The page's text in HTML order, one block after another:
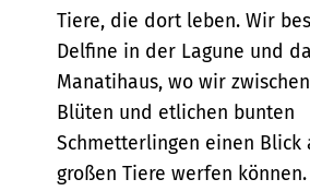
Tiere, die dort leben. Wir
Delfine in der Lagune und
Manatihaus, wo wir
Blüten und etlichen bunten
Schmetterlingen einen Blick
großen Tiere werfen